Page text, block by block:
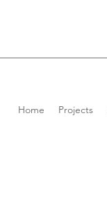
Home Projects